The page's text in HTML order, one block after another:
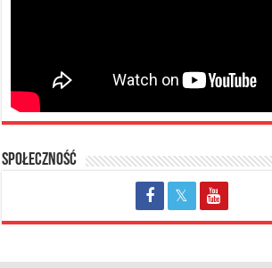
Społeczność